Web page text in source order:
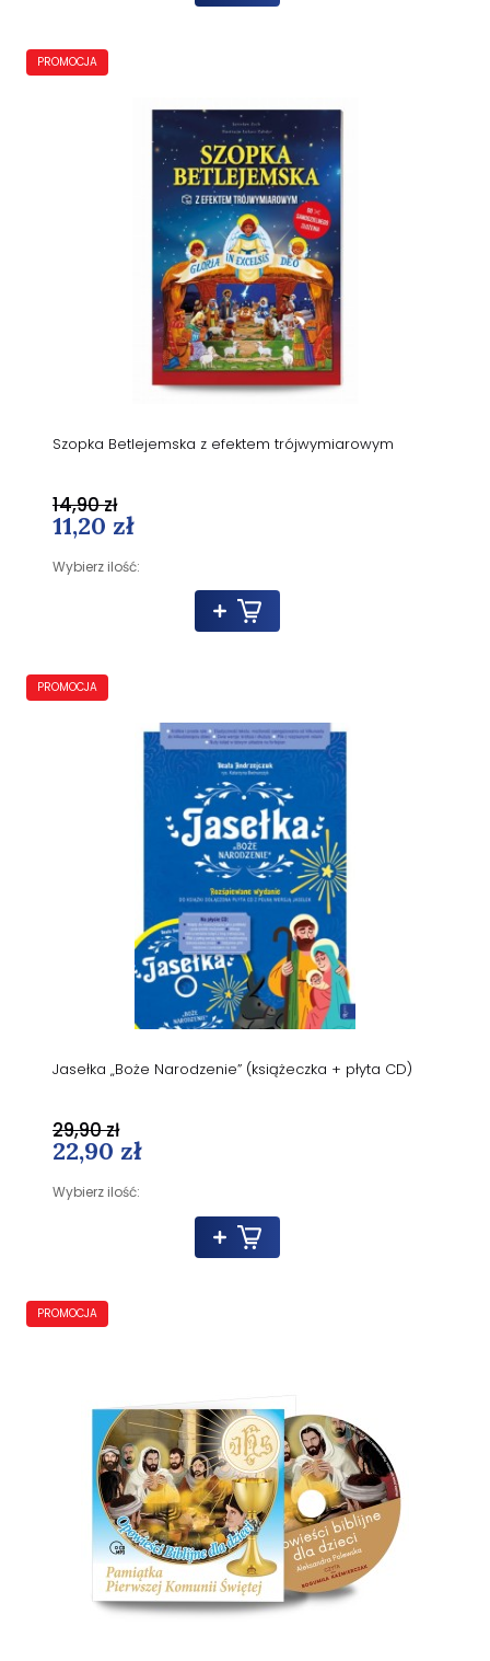
Szopka Betlejemska z efektem trójwymiarowym
11,20 zł
Wybierz ilość:
14,90 zł
PROMOCJA
Jasełka „Boże Narodzenie” (książeczka + płyta CD)
22,90 zł
Wybierz ilość:
29,90 zł
PROMOCJA
PROMOCJA